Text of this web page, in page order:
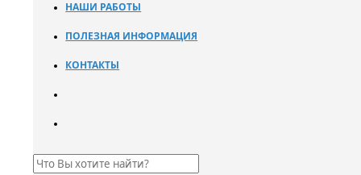
НАШИ РАБОТЫ
ПОЛЕЗНАЯ ИНФОРМАЦИЯ
КОНТАКТЫ